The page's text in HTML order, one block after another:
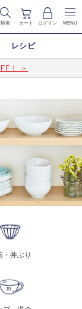
検索 カート ログイン MENU
レシピ
！ ＞
・丼ぶり